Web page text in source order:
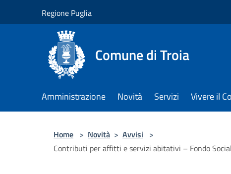
Regione Puglia
Comune di Troia
Amministrazione Novità Servizi Vivere il
Home > Novità > Avvisi >
Contributi per affitti e servizi abitativi – Fondo